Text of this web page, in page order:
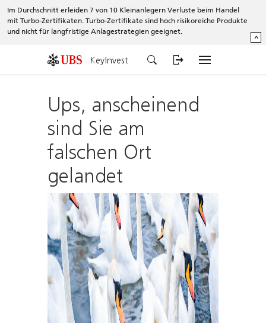
Im Durchschnitt erleiden 7 von 10 Kleinanlegern Verluste beim Handel
mit Turbo-Zertifikaten. Turbo-Zertifikate sind hoch risikoreiche Produkte
und nicht für langfristige Anlagestrategien geeignet.
^
KeyInvest
Ups, anscheinend
sind Sie am
falschen Ort
gelandet